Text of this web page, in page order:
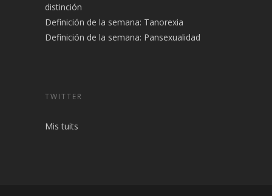
distinción
Definición de la semana: Tanorexia
Definición de la semana: Pansexualidad
TWITTER
Mis tuits